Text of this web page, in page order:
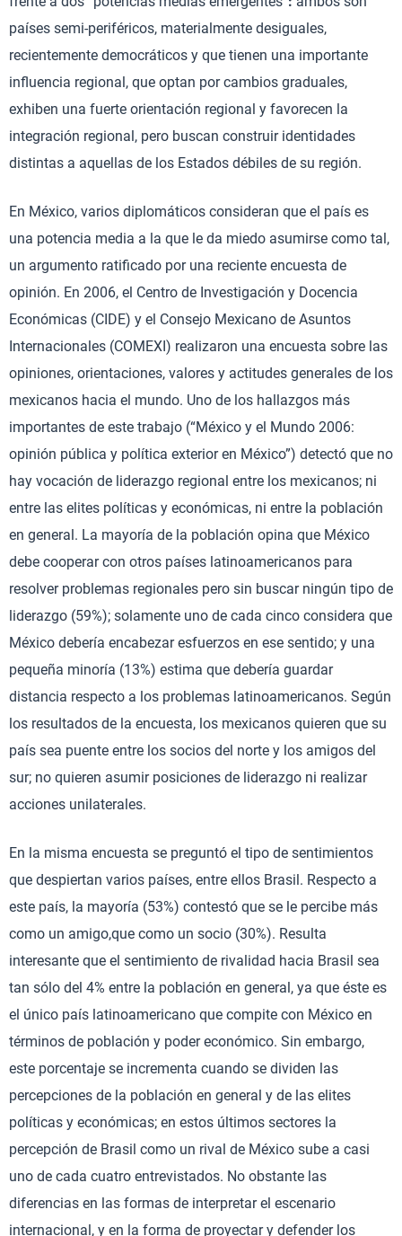
países semi-periféricos, materialmente desiguales,
recientemente democráticos y que tienen una importante
influencia regional, que optan por cambios graduales,
exhiben una fuerte orientación regional y favorecen la
integración regional, pero buscan construir identidades
distintas a aquellas de los Estados débiles de su región.
En México, varios diplomáticos consideran que el país es
una potencia media a la que le da miedo asumirse como tal,
un argumento ratificado por una reciente encuesta de
opinión. En 2006, el Centro de Investigación y Docencia
Económicas (CIDE) y el Consejo Mexicano de Asuntos
Internacionales (COMEXI) realizaron una encuesta sobre las
opiniones, orientaciones, valores y actitudes generales de los
mexicanos hacia el mundo. Uno de los hallazgos más
importantes de este trabajo (“México y el Mundo 2006:
opinión pública y política exterior en México”) detectó que no
hay vocación de liderazgo regional entre los mexicanos; ni
entre las elites políticas y económicas, ni entre la población
en general. La mayoría de la población opina que México
debe cooperar con otros países latinoamericanos para
resolver problemas regionales pero sin buscar ningún tipo de
liderazgo (59%); solamente uno de cada cinco considera que
México debería encabezar esfuerzos en ese sentido; y una
pequeña minoría (13%) estima que debería guardar
distancia respecto a los problemas latinoamericanos. Según
los resultados de la encuesta, los mexicanos quieren que su
país sea puente entre los socios del norte y los amigos del
sur; no quieren asumir posiciones de liderazgo ni realizar
acciones unilaterales.
En la misma encuesta se preguntó el tipo de sentimientos
que despiertan varios países, entre ellos Brasil. Respecto a
este país, la mayoría (53%) contestó que se le percibe más
como un amigo,que como un socio (30%). Resulta
interesante que el sentimiento de rivalidad hacia Brasil sea
tan sólo del 4% entre la población en general, ya que éste es
el único país latinoamericano que compite con México en
términos de población y poder económico. Sin embargo,
este porcentaje se incrementa cuando se dividen las
percepciones de la población en general y de las elites
políticas y económicas; en estos últimos sectores la
percepción de Brasil como un rival de México sube a casi
uno de cada cuatro entrevistados. No obstante las
diferencias en las formas de interpretar el escenario
internacional, y en la forma de proyectar y defender los